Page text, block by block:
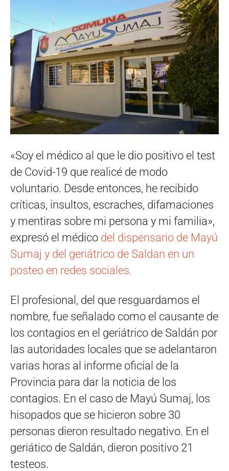
«Soy el médico al que le dio positivo el test
de Covid-19 que realicé de modo
voluntario. Desde entonces, he recibido
críticas, insultos, escraches, difamaciones
y mentiras sobre mi persona y mi familia»,
expresó el médico del dispensario de Mayú
Sumaj y del geriátrico de Saldan en un
posteo en redes sociales.
El profesional, del que resguardamos el
nombre, fue señalado como el causante de
los contagios en el geriátrico de Saldán por
las autoridades locales que se adelantaron
varias horas al informe oficial de la
Provincia para dar la noticia de los
contagios. En el caso de Mayú Sumaj, los
hisopados que se hicieron sobre 30
personas dieron resultado negativo. En el
geriático de Saldán, dieron positivo 21
testeos.